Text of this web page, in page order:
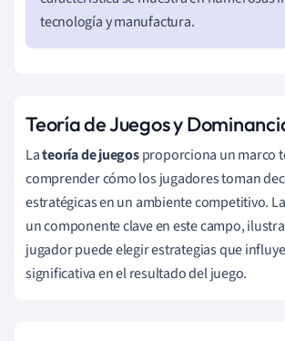
tecnología y manufactura.
Teoría de Juegos y
Lateoría de juegosproporciona un marco
comprender cómo los jugadores toman
estratégicas en un ambiente competitivo.
un componente clave en este campo,
jugador puede elegir estrategias que
significativa en el resultado del juego.